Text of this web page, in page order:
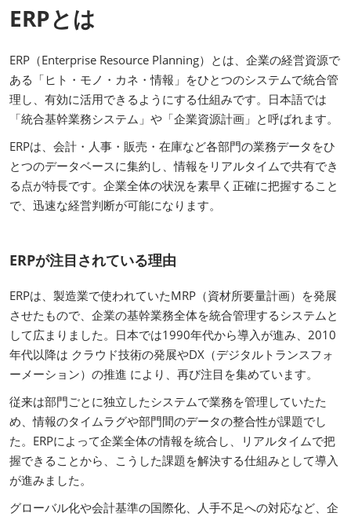
ERPとは
ERP（Enterprise Resource Planning）とは、企業の経営資源で
ある「ヒト・モノ・カネ・情報」をひとつのシステムで統合管
理し、有効に活用できるようにする仕組みです。日本語では
「統合基幹業務システム」や「企業資源計画」と呼ばれます。
ERPは、会計・人事・販売・在庫など各部門の業務データをひ
とつのデータベースに集約し、情報をリアルタイムで共有でき
る点が特長です。企業全体の状況を素早く正確に把握すること
で、迅速な経営判断が可能になります。
ERPが注目されている理由
ERPは、製造業で使われていたMRP（資材所要量計画）を発展
させたもので、企業の基幹業務全体を統合管理するシステムと
して広まりました。日本では1990年代から導入が進み、2010
年代以降は クラウド技術の発展やDX（デジタルトランスフォ
ーメーション）の推進 により、再び注目を集めています。
従来は部門ごとに独立したシステムで業務を管理していたた
め、情報のタイムラグや部門間のデータの整合性が課題でし
た。ERPによって企業全体の情報を統合し、リアルタイムで把
握できることから、こうした課題を解決する仕組みとして導入
が進みました。
グローバル化や会計基準の国際化、人手不足への対応など、企